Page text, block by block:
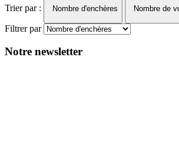
Trier par : Nombre d'enchères Nombre de
Filtrer par
Notre newsletter